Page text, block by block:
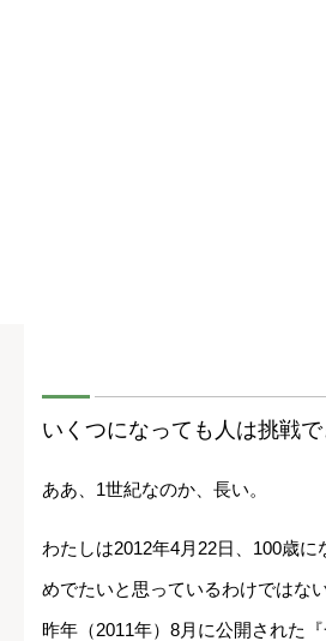
いくつになっても人は挑戦
ああ、1世紀なのか、長い。
わたしは2012年4月22日、100歳に
めでたいと思っているわけではな
昨年（2011年）8月に公開された『